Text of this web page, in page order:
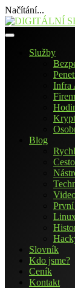
Načítání...
Přejít
k
Služby
Infra
Blog
Slovník
Kdo jsme?
Ceník
Kontakt